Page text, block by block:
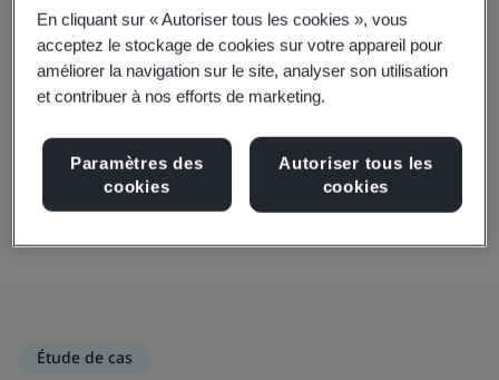
favoriser sa transformation.
Nous sommes à la pointe de la cybersécurité, qu'il
s'agisse d'élaborer des normes internationales ou de
former les experts du domaine.
Nous contacter
Étude de cas
En cliquant sur « Autoriser tous les cookies », vous
acceptez le stockage de cookies sur votre appareil pour
améliorer la navigation sur le site, analyser son utilisation
et contribuer à nos efforts de marketing.
Paramètres des
cookies
Autoriser tous les
cookies